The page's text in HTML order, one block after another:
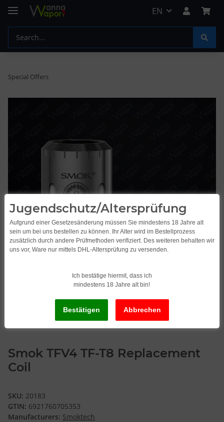
EN
Special Offers
Smok TFV4 TF-T8 Replacement
Coil
SKU: 20183
GTIN: 6921760705353
Manufacturers: Smoktech
Jugendschutz/Altersprüfung
Aufgrund einer Gesetzesänderung müssen Sie mindestens 18 Jahre alt
sein um bei uns bestellen zu können. Ihr Alter wird im Bestellprozess
zusätzlich durch andere Prüfmethoden verifiziert. Des weiteren behalten wir
uns vor, Ware nur mittels DHL-Altersprüfung zu versenden.
Ich bestätige hiermit, dass ich
mindestens 18 Jahre alt bin!